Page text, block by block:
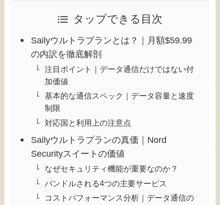
タップできる目次
Sailyウルトラプランとは？｜月額$59.99
の内訳を徹底解剖
注目ポイント｜データ通信だけではない付
加価値
基本的な通信スペック｜データ容量と速度
制限
対応国と利用上の注意点
Sailyウルトラプランの真価｜Nord
Securityスイートの価値
なぜセキュリティ機能が重要なのか？
バンドルされる4つの主要サービス
コストパフォーマンス分析｜データ通信の